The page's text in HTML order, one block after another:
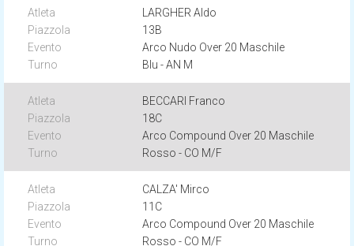
LARGHER Aldo
13B
Arco Nudo Over 20 Maschile
Blu - AN M
BECCARI Franco
18C
Arco Compound Over 20 Maschile
Rosso - CO M/F
CALZA' Mirco
11C
Arco Compound Over 20 Maschile
Rosso - CO M/F